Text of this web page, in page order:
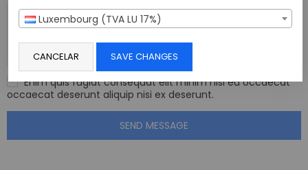
Luxembourg (TVA LU 17%)
CANCELAR SAVE CHANGES
Enim quis fugiat consequat elit minim nisi eu occaecat
occaecat deserunt aliquip nisi ex deserunt.
SEND MESSAGE